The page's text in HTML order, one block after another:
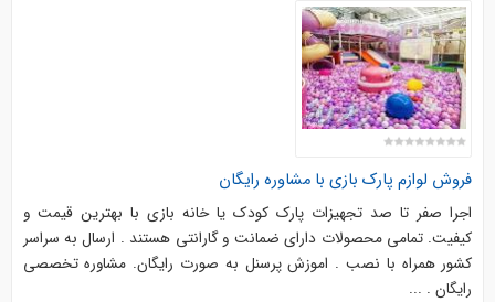
فروش لوازم پارک بازی با مشاوره رایگان
اجرا صفر تا صد تجهیزات پارک کودک یا خانه بازی با بهترین قیمت و
کیفیت. تمامی محصولات دارای ضمانت و گارانتی هستند . ارسال به سراسر
کشور همراه با نصب . اموزش پرسنل به صورت رایگان. مشاوره تخصصی
رایگان . ...